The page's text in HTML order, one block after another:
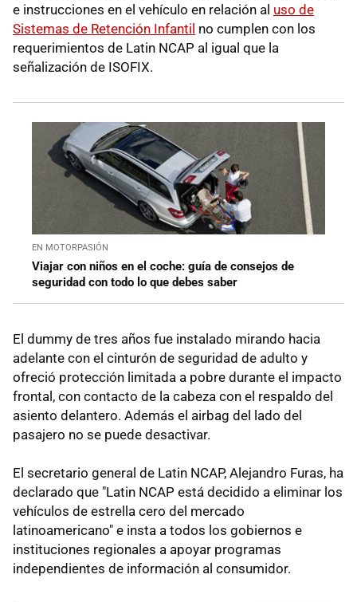
e instrucciones en el vehículo en relación al uso de
Sistemas de Retención Infantil no cumplen con los
requerimientos de Latin NCAP al igual que la
señalización de ISOFIX.
EN MOTORPASIÓN
Viajar con niños en el coche: guía de consejos de
seguridad con todo lo que debes saber
El dummy de tres años fue instalado mirando hacia
adelante con el cinturón de seguridad de adulto y
ofreció protección limitada a pobre durante el impacto
frontal, con contacto de la cabeza con el respaldo del
asiento delantero. Además el airbag del lado del
pasajero no se puede desactivar.
El secretario general de Latin NCAP, Alejandro Furas, ha
declarado que "Latin NCAP está decidido a eliminar los
vehículos de estrella cero del mercado
latinoamericano" e insta a todos los gobiernos e
instituciones regionales a apoyar programas
independientes de información al consumidor.